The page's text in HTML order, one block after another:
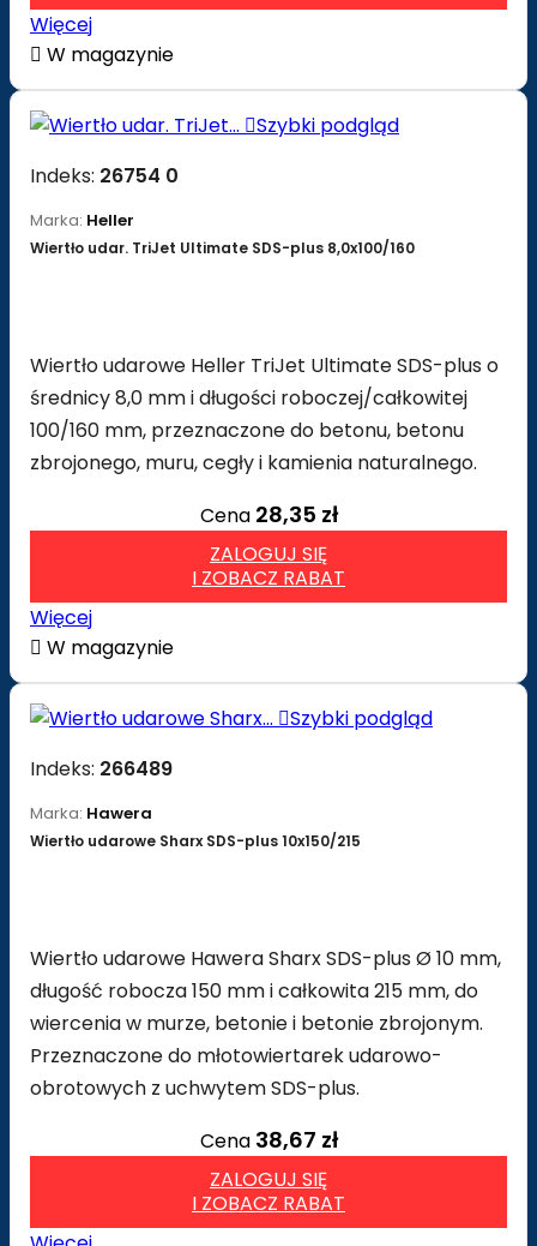
Więcej
 W magazynie
Szybki podgląd
Indeks: 26754 0
Marka: Heller
Wiertło udar. TriJet Ultimate SDS-plus 8,0x100/160
Wiertło udarowe Heller TriJet Ultimate SDS-plus o
średnicy 8,0 mm i długości roboczej/całkowitej
100/160 mm, przeznaczone do betonu, betonu
zbrojonego, muru, cegły i kamienia naturalnego.
Cena 28,35 zł
ZALOGUJ SIĘ
I ZOBACZ RABAT
Więcej
 W magazynie
Szybki podgląd
Indeks: 266489
Marka: Hawera
Wiertło udarowe Sharx SDS-plus 10x150/215
Wiertło udarowe Hawera Sharx SDS-plus Ø 10 mm,
długość robocza 150 mm i całkowita 215 mm, do
wiercenia w murze, betonie i betonie zbrojonym.
Przeznaczone do młotowiertarek udarowo-
obrotowych z uchwytem SDS-plus.
Cena 38,67 zł
ZALOGUJ SIĘ
I ZOBACZ RABAT